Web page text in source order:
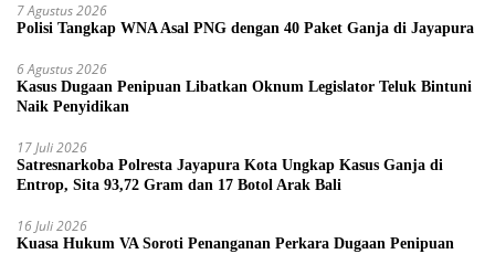
7 Agustus 2026
Polisi Tangkap WNA Asal PNG dengan 40 Paket Ganja di Jayapura
6 Agustus 2026
Kasus Dugaan Penipuan Libatkan Oknum Legislator Teluk Bintuni
Naik Penyidikan
17 Juli 2026
Satresnarkoba Polresta Jayapura Kota Ungkap Kasus Ganja di
Entrop, Sita 93,72 Gram dan 17 Botol Arak Bali
16 Juli 2026
Kuasa Hukum VA Soroti Penanganan Perkara Dugaan Penipuan